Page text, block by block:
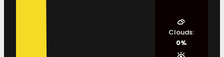
Clouds:
0%